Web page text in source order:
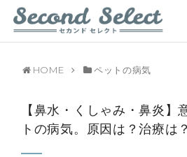
HOME ペットの病気
【鼻水・くしゃみ・鼻炎】
トの病気。原因は？治療は？